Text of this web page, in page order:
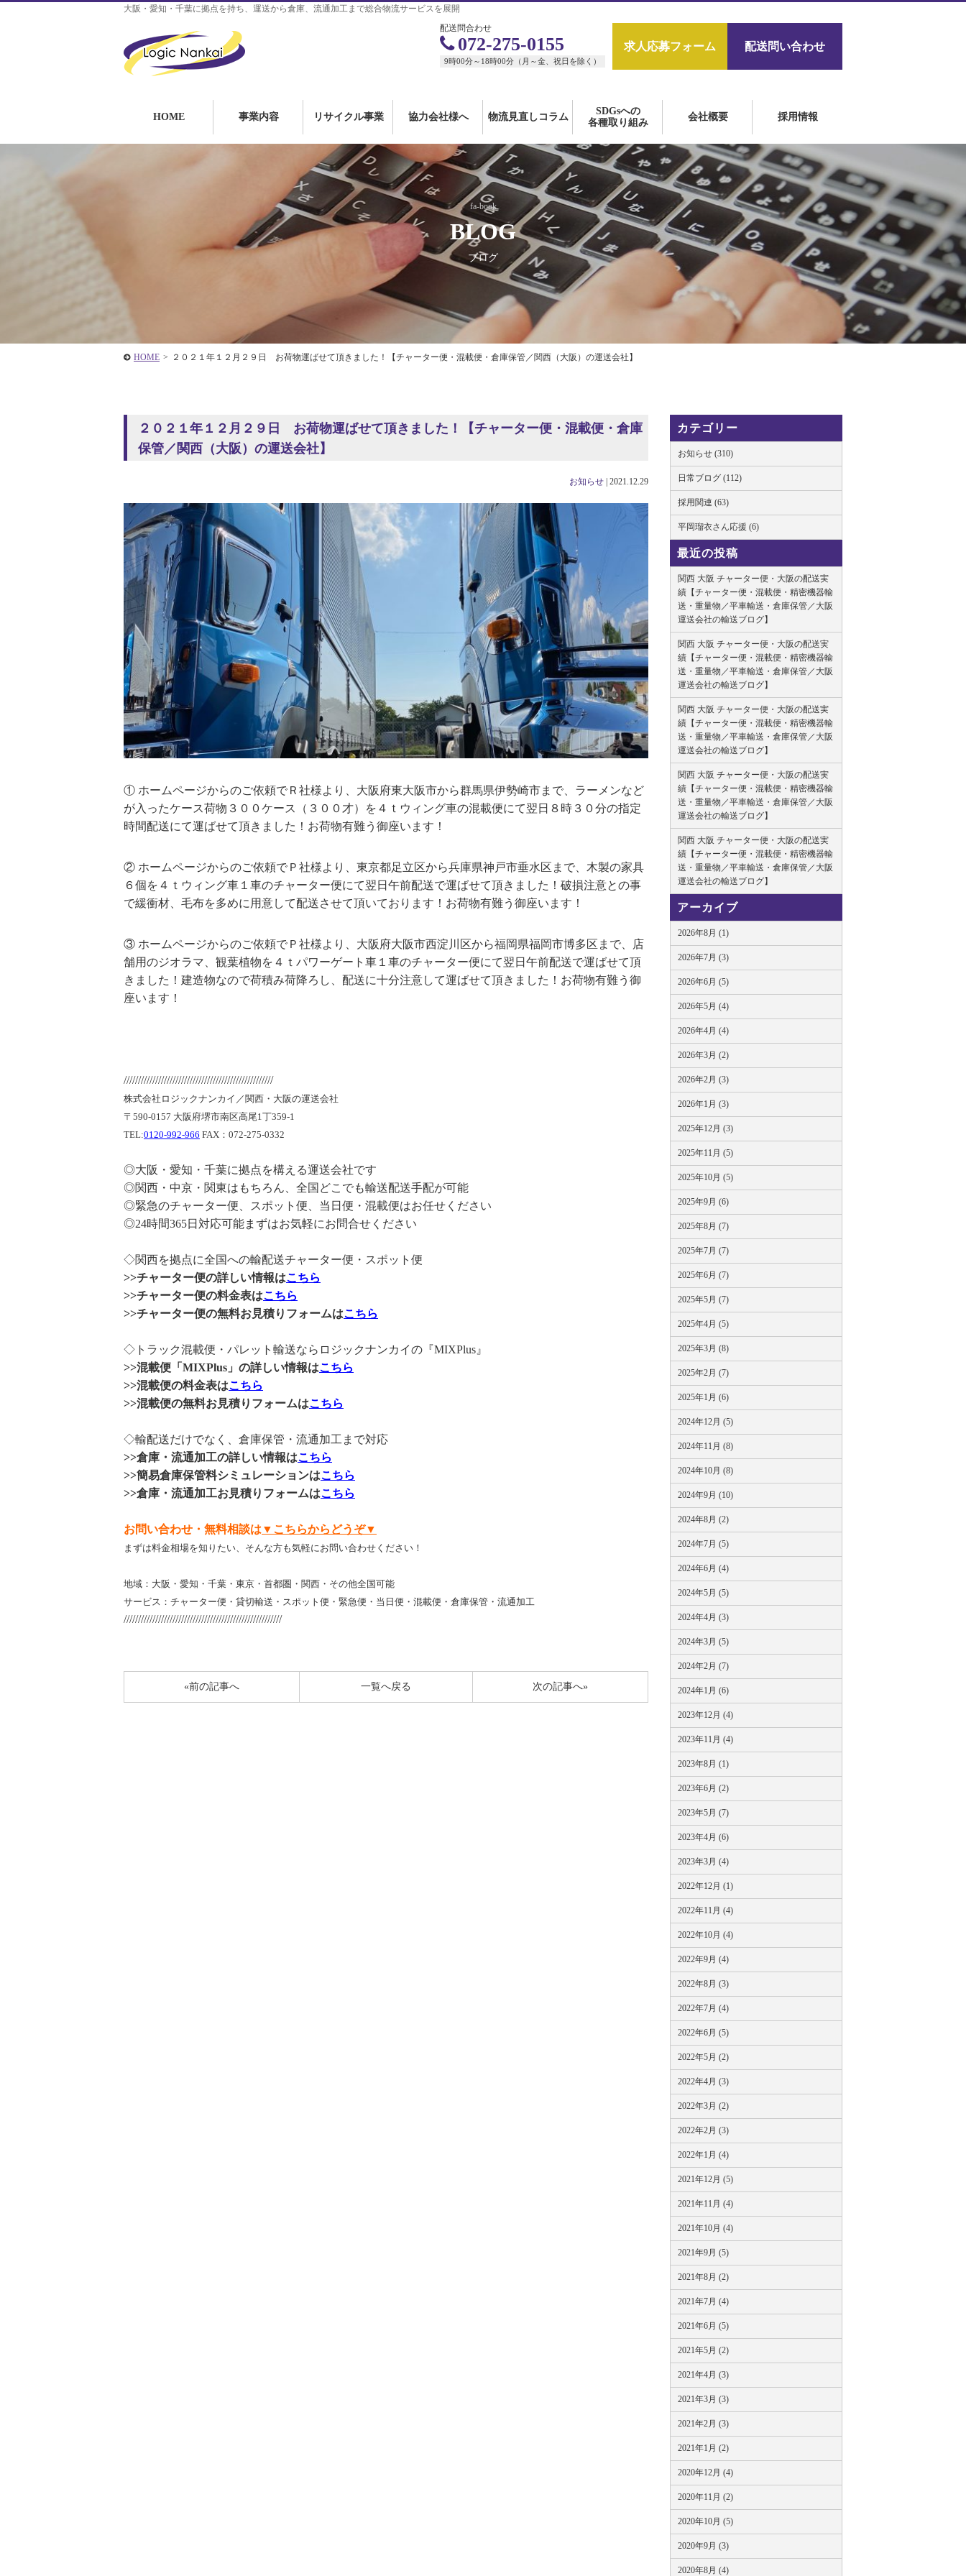
大阪・愛知・千葉に拠点を持ち、運送から倉庫、流通加工まで総合物流サービスを展開
HOME 事業内容 リサイクル事業 協力会社様へ 物流見直しコラム
SDGsへの
各種取り組み
会社概要 採用情報
求人応募フォーム 配送問い合わせ
配送問合わせ
072-275-0155
9時00分～18時00分（月～金、祝日を除く）
fa-book
BLOG
ブログ
HOME > ２０２１年１２月２９日 お荷物運ばせて頂きました！【チャーター便・混載便・倉庫保管／関西（大阪）の運送会社】
２０２１年１２月２９日 お荷物運ばせて頂きました！【チャーター便・混載便・倉庫
保管／関西（大阪）の運送会社】
お知らせ 2021.12.29
① ホームページからのご依頼でＲ社様より、大阪府東大阪市から群馬県伊勢崎市まで、ラーメンなど
が入ったケース荷物３００ケース（３００才）を４ｔウィング車の混載便にて翌日８時３０分の指定
時間配送にて運ばせて頂きました！お荷物有難う御座います！
② ホームページからのご依頼でＰ社様より、東京都足立区から兵庫県神戸市垂水区まで、木製の家具
６個を４ｔウィング車１車のチャーター便にて翌日午前配送で運ばせて頂きました！破損注意との事
で緩衝材、毛布を多めに用意して配送させて頂いております！お荷物有難う御座います！
③ ホームページからのご依頼でＰ社様より、大阪府大阪市西淀川区から福岡県福岡市博多区まで、店
舗用のジオラマ、観葉植物を４ｔパワーゲート車１車のチャーター便にて翌日午前配送で運ばせて頂
きました！建造物なので荷積み荷降ろし、配送に十分注意して運ばせて頂きました！お荷物有難う御
座います！
////////////////////////////////////////////////////
株式会社ロジックナンカイ／関西・大阪の運送会社
〒590-0157 大阪府堺市南区高尾1丁359-1
TEL:0120-992-966 FAX：072-275-0332
◎大阪・愛知・千葉に拠点を構える運送会社です
◎関西・中京・関東はもちろん、全国どこでも輸送配送手配が可能
◎緊急のチャーター便、スポット便、当日便・混載便はお任せください
◎24時間365日対応可能まずはお気軽にお問合せください
◇関西を拠点に全国への輸配送チャーター便・スポット便
>>チャーター便の詳しい情報はこちら
>>チャーター便の料金表はこちら
>>チャーター便の無料お見積りフォームはこちら
◇トラック混載便・パレット輸送ならロジックナンカイの『MIXPlus』
>>混載便「MIXPlus」の詳しい情報はこちら
>>混載便の料金表はこちら
>>混載便の無料お見積りフォームはこちら
◇輸配送だけでなく、倉庫保管・流通加工まで対応
>>倉庫・流通加工の詳しい情報はこちら
>>簡易倉庫保管料シミュレーションはこちら
>>倉庫・流通加工お見積りフォームはこちら
お問い合わせ・無料相談は ▼こちらからどうぞ▼
まずは料金相場を知りたい、そんな方も気軽にお問い合わせください！
地域：大阪・愛知・千葉・東京・首都圏・関西・その他全国可能
サービス：チャーター便・貸切輸送・スポット便・緊急便・当日便・混載便・倉庫保管・流通加工
///////////////////////////////////////////////////////
«前の記事へ 次の記事へ»
一覧へ戻る
カテゴリー
お知らせ (310)
日常ブログ (112)
採用関連 (63)
平岡瑠衣さん応援 (6)
最近の投稿
関西 大阪 チャーター便・大阪の配送実
績【チャーター便・混載便・精密機器輸
送・重量物／平車輸送・倉庫保管／大阪
運送会社の輸送ブログ】
関西 大阪 チャーター便・大阪の配送実
績【チャーター便・混載便・精密機器輸
送・重量物／平車輸送・倉庫保管／大阪
運送会社の輸送ブログ】
関西 大阪 チャーター便・大阪の配送実
績【チャーター便・混載便・精密機器輸
送・重量物／平車輸送・倉庫保管／大阪
運送会社の輸送ブログ】
関西 大阪 チャーター便・大阪の配送実
績【チャーター便・混載便・精密機器輸
送・重量物／平車輸送・倉庫保管／大阪
運送会社の輸送ブログ】
関西 大阪 チャーター便・大阪の配送実
績【チャーター便・混載便・精密機器輸
送・重量物／平車輸送・倉庫保管／大阪
運送会社の輸送ブログ】
アーカイブ
2026年8月 (1)
2026年7月 (3)
2026年6月 (5)
2026年5月 (4)
2026年4月 (4)
2026年3月 (2)
2026年2月 (3)
2026年1月 (3)
2025年12月 (3)
2025年11月 (5)
2025年10月 (5)
2025年9月 (6)
2025年8月 (7)
2025年7月 (7)
2025年6月 (7)
2025年5月 (7)
2025年4月 (5)
2025年3月 (8)
2025年2月 (7)
2025年1月 (6)
2024年12月 (5)
2024年11月 (8)
2024年10月 (8)
2024年9月 (10)
2024年8月 (2)
2024年7月 (5)
2024年6月 (4)
2024年5月 (5)
2024年4月 (3)
2024年3月 (5)
2024年2月 (7)
2024年1月 (6)
2023年12月 (4)
2023年11月 (4)
2023年8月 (1)
2023年6月 (2)
2023年5月 (7)
2023年4月 (6)
2023年3月 (4)
2022年12月 (1)
2022年11月 (4)
2022年10月 (4)
2022年9月 (4)
2022年8月 (3)
2022年7月 (4)
2022年6月 (5)
2022年5月 (2)
2022年4月 (3)
2022年3月 (2)
2022年2月 (3)
2022年1月 (4)
2021年12月 (5)
2021年11月 (4)
2021年10月 (4)
2021年9月 (5)
2021年8月 (2)
2021年7月 (4)
2021年6月 (5)
2021年5月 (2)
2021年4月 (3)
2021年3月 (3)
2021年2月 (3)
2021年1月 (2)
2020年12月 (4)
2020年11月 (2)
2020年10月 (5)
2020年9月 (3)
2020年8月 (4)